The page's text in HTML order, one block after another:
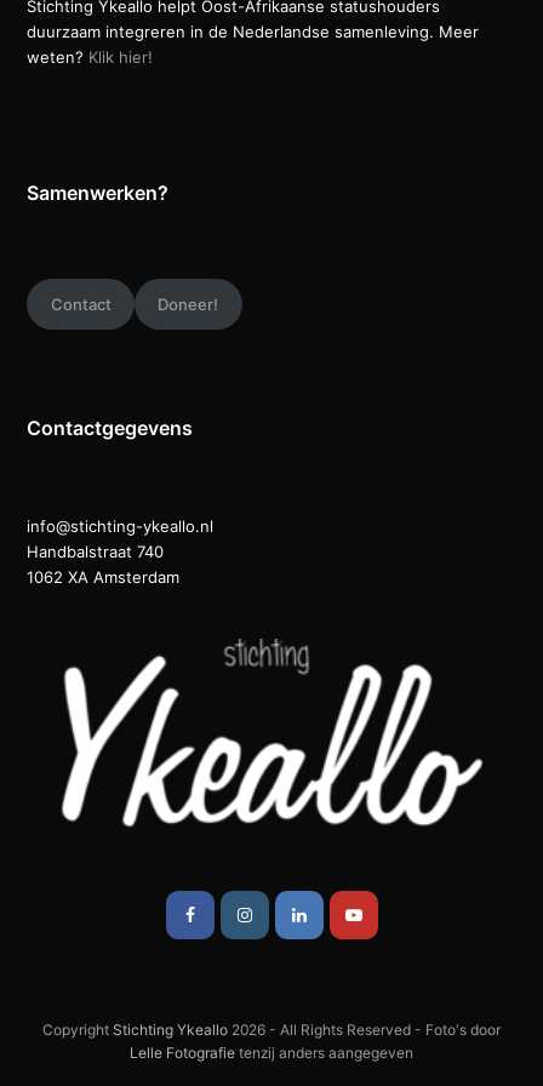
Stichting Ykeallo helpt Oost-Afrikaanse statushouders
duurzaam integreren in de Nederlandse samenleving. Meer
weten? Klik hier!
Samenwerken?
Contact Doneer!
Contactgegevens
info@stichting-ykeallo.nl
Handbalstraat 740
1062 XA Amsterdam
FacebookInstagramLinkedInYoutube
Copyright Stichting Ykeallo 2026 - All Rights Reserved - Foto's door
Lelle Fotografie tenzij anders aangegeven